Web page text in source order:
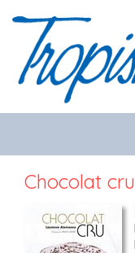
Chocolat cru